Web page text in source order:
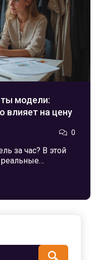
модели:
влияет на цену
0
за час? В этой
реальные
Поговорим о
и
сейчас